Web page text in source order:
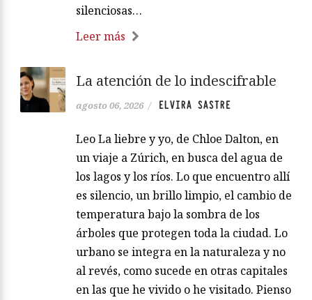
silenciosas…
Leer más
La atención de lo indescifrable
agosto 06, 2026 / ELVIRA SASTRE
Leo La liebre y yo, de Chloe Dalton, en
un viaje a Zúrich, en busca del agua de
los lagos y los ríos. Lo que encuentro allí
es silencio, un brillo limpio, el cambio de
temperatura bajo la sombra de los
árboles que protegen toda la ciudad. Lo
urbano se integra en la naturaleza y no
al revés, como sucede en otras capitales
en las que he vivido o he visitado. Pienso